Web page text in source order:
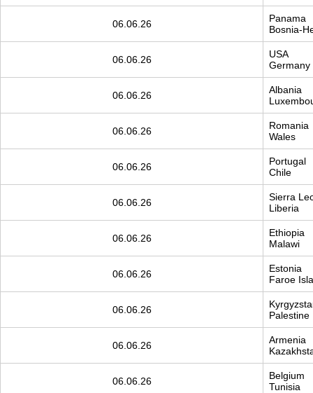
06.06.26
Panama
Bosnia-
06.06.26
USA
Germany
06.06.26
Albania
06.06.26
Romania
Wales
06.06.26
Portugal
Chile
06.06.26
Sierra
Liberia
06.06.26
Ethiopia
Malawi
06.06.26
Estonia
Faroe
06.06.26
Palestine
06.06.26
Armenia
06.06.26
Belgium
Tunisia